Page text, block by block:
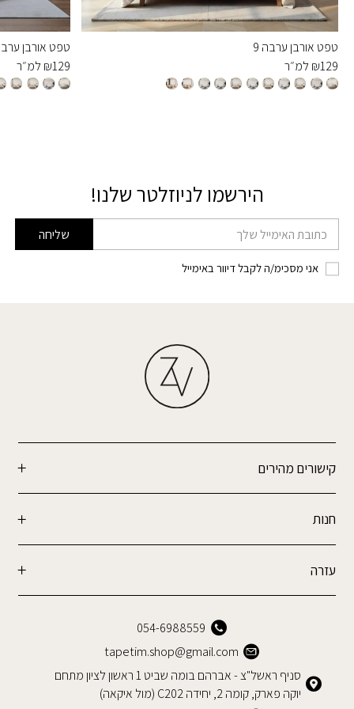
טפט אורבן ערבה 9
₪129 למ״ר
טפט אורבן
₪129 למ״ר
הירשמו לניוזלטר שלנו!
דוא׳׳ל שליחה
אני מסכימ/ה לקבל דיוור באימייל
קישורים מהירים
חנות
עזרה
054-6988559
tapetim.shop@gmail.com
סניף ראשל"צ - אברהם בומה שביט 1 ראשון לציון מתחם
יוקה פארק, קומה 2, יחידה C202 (מול איקאה)